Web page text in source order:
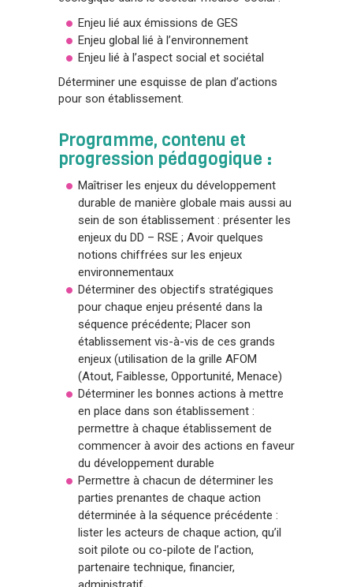
Enjeu lié aux émissions de GES
Enjeu global lié à l’environnement
Enjeu lié à l’aspect social et sociétal
Déterminer une esquisse de plan d’actions
pour son établissement.
Programme, contenu et
progression pédagogique :
Maîtriser les enjeux du développement
durable de manière globale mais aussi au
sein de son établissement : présenter les
enjeux du DD – RSE ; Avoir quelques
notions chiffrées sur les enjeux
environnementaux
Déterminer des objectifs stratégiques
pour chaque enjeu présenté dans la
séquence précédente; Placer son
établissement vis-à-vis de ces grands
enjeux (utilisation de la grille AFOM
(Atout, Faiblesse, Opportunité, Menace)
Déterminer les bonnes actions à mettre
en place dans son établissement :
permettre à chaque établissement de
commencer à avoir des actions en faveur
du développement durable
Permettre à chacun de déterminer les
parties prenantes de chaque action
déterminée à la séquence précédente :
lister les acteurs de chaque action, qu’il
soit pilote ou co-pilote de l’action,
partenaire technique, financier,